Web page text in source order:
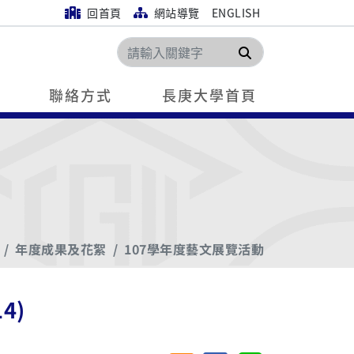
回首頁 網站導覽 ENGLISH
搜尋
聯絡方式 長庚大學首頁
年度成果及花絮 107學年度藝文展覽活動